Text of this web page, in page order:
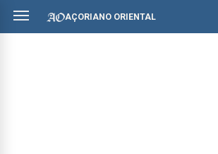
AÇORIANO ORIENTAL